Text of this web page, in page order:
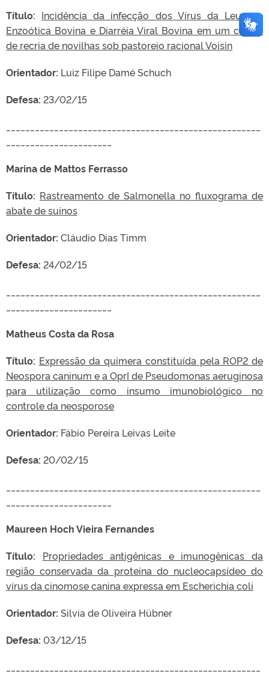
Título: Incidência da infecção dos Vírus da Leucose
Enzoótica Bovina e Diarréia Viral Bovina em um centro
de recria de novilhas sob pastoreio racional Voisin
Orientador: Luiz Filipe Damé Schuch
Defesa: 23/02/15
Marina de Mattos Ferrasso
Título: Rastreamento de Salmonella no fluxograma de
abate de suínos
Orientador: Cláudio Dias Timm
Defesa: 24/02/15
Matheus Costa da Rosa
Título: Expressão da quimera constituída pela ROP2 de
Neospora caninum e a OprI de Pseudomonas aeruginosa
para utilização como insumo imunobiológico no
controle da neosporose
Orientador: Fábio Pereira Leivas Leite
Defesa: 20/02/15
Maureen Hoch Vieira Fernandes
Título:
Propriedades antigênicas e imunogênicas da
região conservada da proteína do nucleocapsídeo do
vírus da cinomose canina expressa em Escherichia coli
Orientador: Silvia de Oliveira Hübner
Defesa: 03/12/15